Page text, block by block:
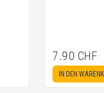
7.90 CHF
IN DEN